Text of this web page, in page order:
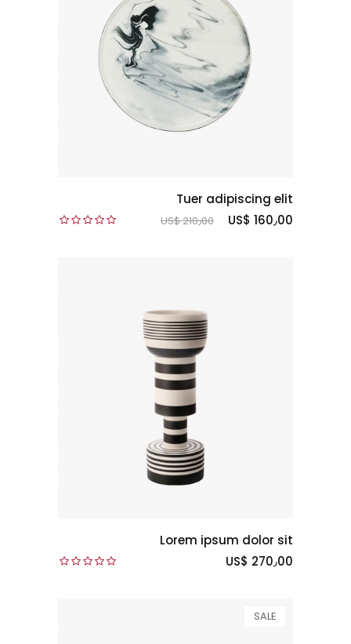
Tuer adipiscing elit
US$ 160٫00
US$ 210٫00
Lorem ipsum dolor sit
US$ 270٫00
SALE